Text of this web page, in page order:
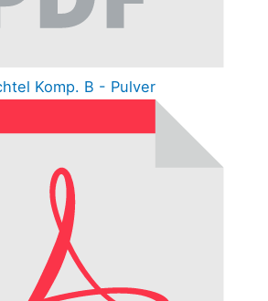
Komp. B - Pulver